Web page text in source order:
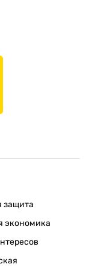
защита
экономика